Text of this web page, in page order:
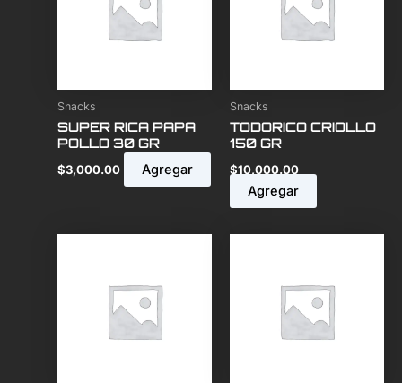
Snacks
SUPER RICA PAPA
POLLO 30 GR
$3,000.00 Agregar
Snacks
TODORICO CRIOLLO
150 GR
$10,000.00
Agregar